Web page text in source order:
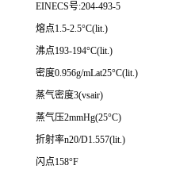
EINECS号:204-493-5
熔点1.5-2.5°C(lit.)
沸点193-194°C(lit.)
密度0.956g/mLat25°C(lit.)
蒸气密度3(vsair)
蒸气压2mmHg(25°C)
折射率n20/D1.557(lit.)
闪点158°F